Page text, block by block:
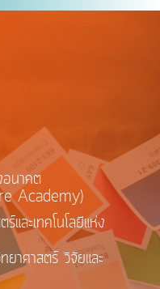
นาคต
Academy)
และเทคโนโลยีแห่ง
ยาศาสตร์ วิจัยและ